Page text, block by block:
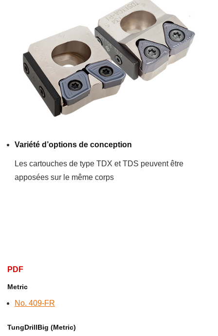
Variété d’options de conception
Les cartouches de type TDX et TDS peuvent être
apposées sur le même corps
PDF
Metric
No. 409-FR
TungDrillBig (Metric)